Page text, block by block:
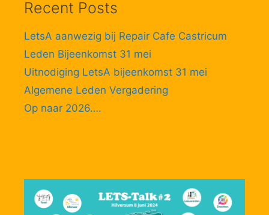
Recent Posts
LetsA aanwezig bij Repair Cafe Castricum
Leden Bijeenkomst 31 mei
Uitnodiging LetsA bijeenkomst 31 mei
Algemene Leden Vergadering
Op naar 2026….